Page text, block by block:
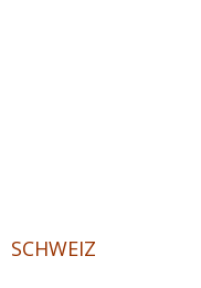
SCHWEIZ